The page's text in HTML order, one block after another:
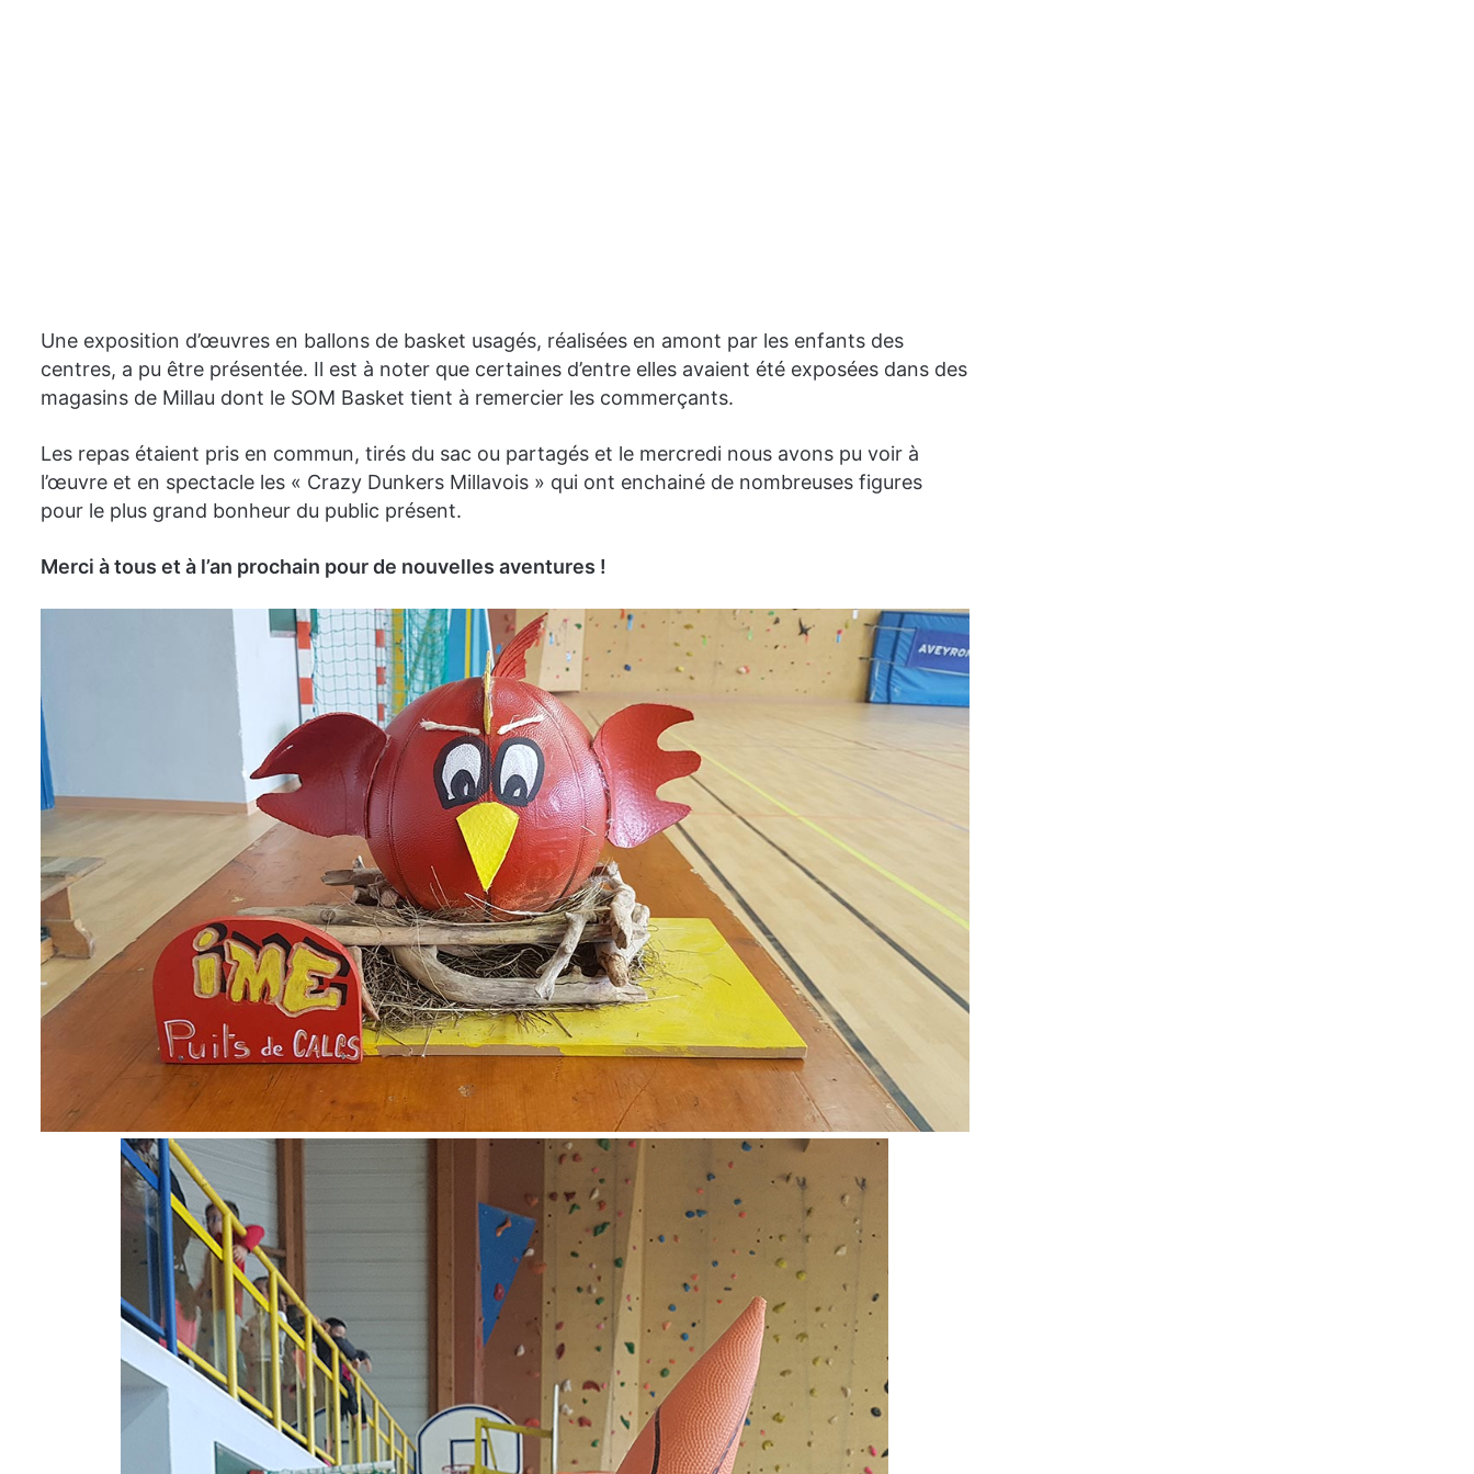
Une exposition d’œuvres en ballons de basket usagés, réalisées en amont par les enfants des
centres, a pu être présentée. Il est à noter que certaines d’entre elles avaient été exposées dans des
magasins de Millau dont le SOM Basket tient à remercier les commerçants.
Les repas étaient pris en commun, tirés du sac ou partagés et le mercredi nous avons pu voir à
l’œuvre et en spectacle les « Crazy Dunkers Millavois » qui ont enchainé de nombreuses figures
pour le plus grand bonheur du public présent.
Merci à tous et à l’an prochain pour de nouvelles aventures !